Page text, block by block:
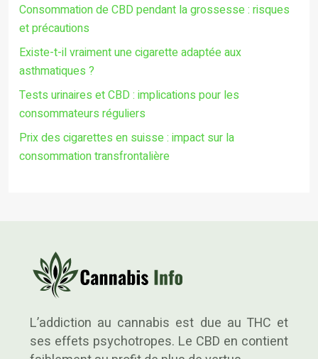
Consommation de CBD pendant la grossesse : risques
et précautions
Existe-t-il vraiment une cigarette adaptée aux
asthmatiques ?
Tests urinaires et CBD : implications pour les
consommateurs réguliers
Prix des cigarettes en suisse : impact sur la
consommation transfrontalière
L’addiction au cannabis est due au THC et
ses effets psychotropes. Le CBD en contient